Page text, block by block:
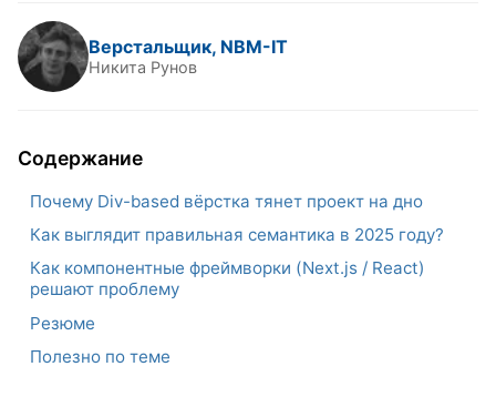
Верстальщик, NBM-IT
Никита Рунов
Содержание
Почему Div-based вёрстка тянет проект на дно
Как выглядит правильная семантика в 2025 году?
Как компонентные фреймворки (Next.js / React)
решают проблему
Резюме
Полезно по теме